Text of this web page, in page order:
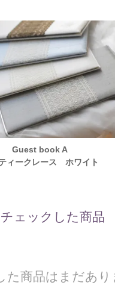
Guest book A
ィークレース ホワイト
ェックした商品
た商品はまだあり